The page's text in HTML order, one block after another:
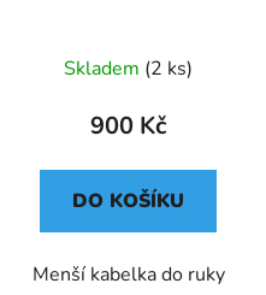
Skladem (2 ks)
900 Kč
DO KOŠÍKU
Menší kabelka do ruky